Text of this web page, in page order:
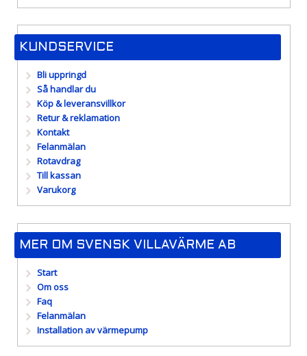
KUNDSERVICE
Bli uppringd
Så handlar du
Köp & leveransvillkor
Retur & reklamation
Kontakt
Felanmälan
Rotavdrag
Till kassan
Varukorg
MER OM SVENSK VILLAVÄRME AB
Start
Om oss
Faq
Felanmälan
Installation av värmepump